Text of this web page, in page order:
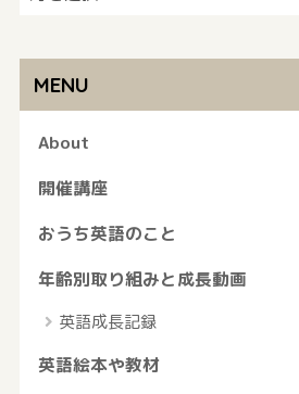
MENU
About
開催講座
おうち英語のこと
年齢別取り組みと成長動画
英語成長記録
英語絵本や教材